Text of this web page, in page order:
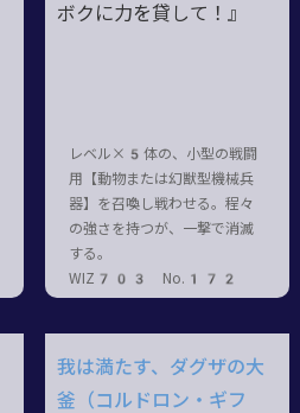
ボクに力を貸して！』
レベル×5体の、小型の戦闘
用【動物または幻獣型機械兵
器】を召喚し戦わせる。程々
の強さを持つが、一撃で消滅
する。
WIZ703 No.172
我は満たす、ダグザの大
釜（コルドロン・ギフ